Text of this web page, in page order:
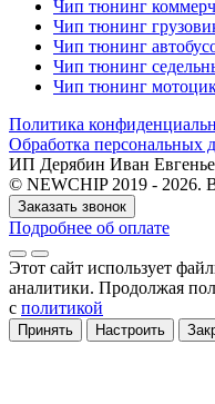
Чип тюнинг
Чип тюнинг
Чип тюнинг
Чип тюнинг
Чип тюнинг
Политика
Обработка персональных
ИП Дерябин Иван
© NEWCHIP 2019 - 2026.
Заказать звонок
Подробнее об оплате
Этот сайт использует
аналитики. Продолжая
с политикой
Принять Настроить